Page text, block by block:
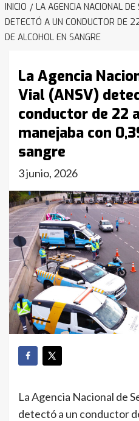
INICIO
LA AGENCIA NACIONAL
DETECTÓ A UN CONDUCTOR DE
DE ALCOHOL EN SANGRE
La Agencia
Vial (ANSV)
conductor de 22
manejaba con
sangre
3 junio, 2026
La Agencia Nacional de
detectó a un conductor